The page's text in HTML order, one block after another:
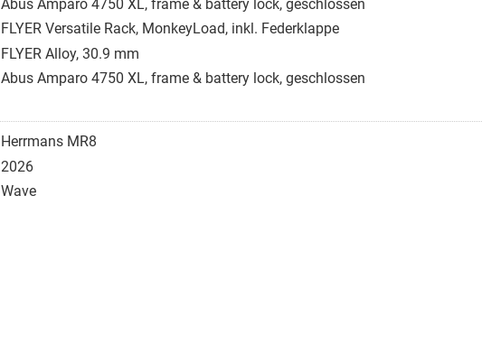
Abus Amparo 4750 XL, frame & battery lock, geschlossen
FLYER Versatile Rack, MonkeyLoad, inkl. Federklappe
FLYER Alloy, 30.9 mm
Abus Amparo 4750 XL, frame & battery lock, geschlossen
Herrmans MR8
2026
Wave